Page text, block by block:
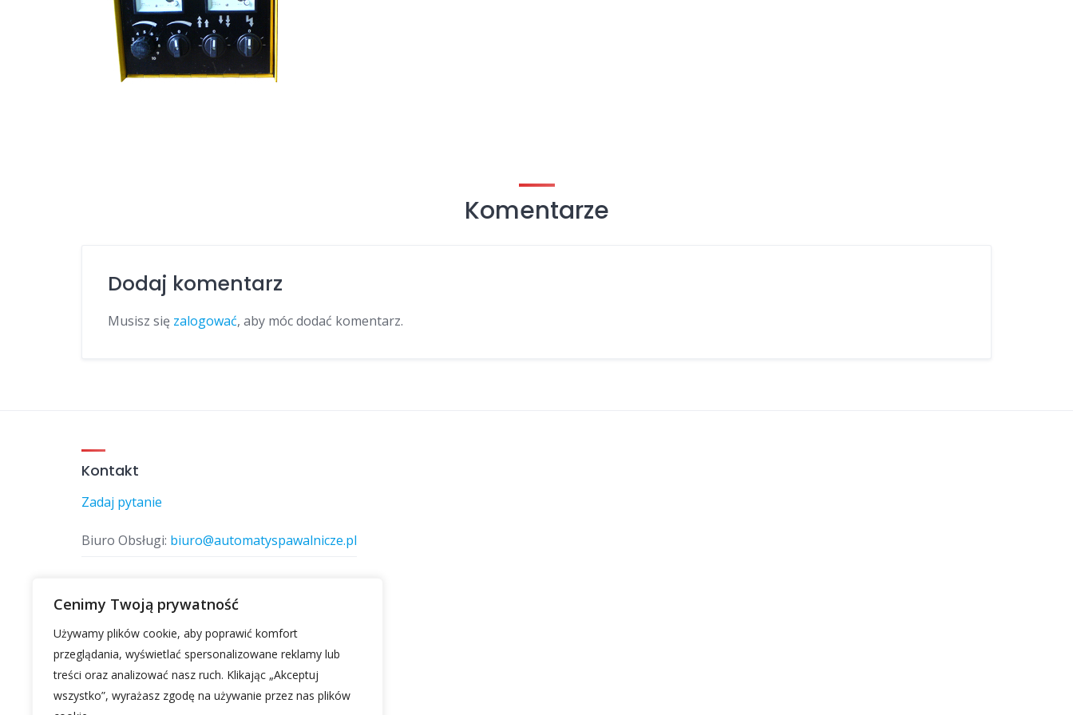
Cenimy Twoją prywatność
Używamy plików cookie, aby poprawić komfort
przeglądania, wyświetlać spersonalizowane reklamy lub
treści oraz analizować nasz ruch. Klikając „Akceptuj
wszystko”, wyrażasz zgodę na używanie przez nas plików
Komentarze
Dodaj komentarz
Musisz się zalogować, aby móc dodać komentarz.
Kontakt
Zadaj pytanie
Biuro Obsługi: biuro@automatyspawalnicze.pl
Znajdz nas